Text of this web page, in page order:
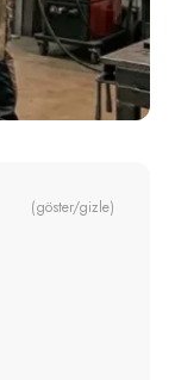
(göster/gizle)